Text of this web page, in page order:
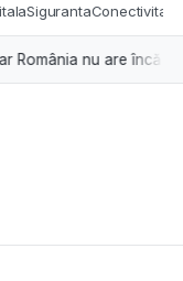
SigurantaConectivitate
nu are încă